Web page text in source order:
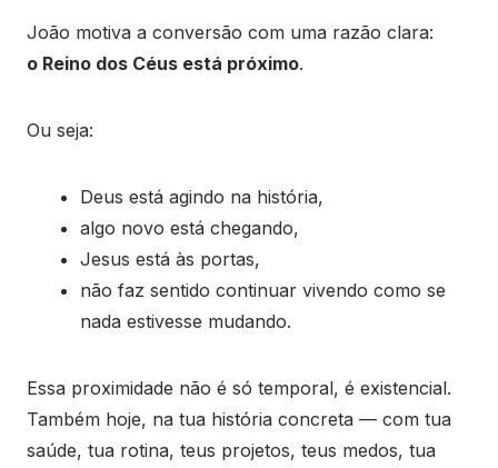
João motiva a conversão com uma razão clara:
o Reino dos Céus está próximo.
Ou seja:
Deus está agindo na história,
algo novo está chegando,
Jesus está às portas,
não faz sentido continuar vivendo como se
nada estivesse mudando.
Essa proximidade não é só temporal, é existencial.
Também hoje, na tua história concreta — com tua
saúde, tua rotina, teus projetos, teus medos, tua